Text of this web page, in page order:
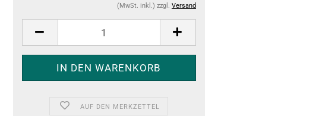
(MwSt. inkl.) zzgl. Versand
AUF DEN MERKZETTEL